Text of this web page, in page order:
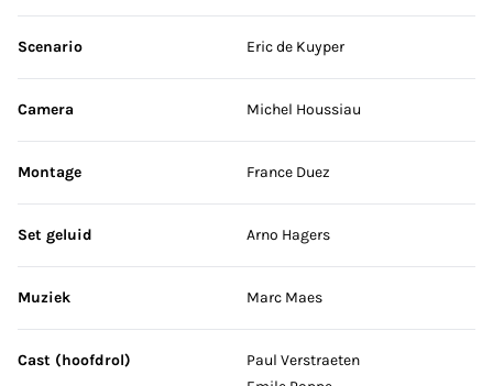
Scenario Eric de Kuyper
Camera Michel Houssiau
Montage France Duez
Set geluid Arno Hagers
Muziek Marc Maes
Cast (hoofdrol)
Paul Verstraeten